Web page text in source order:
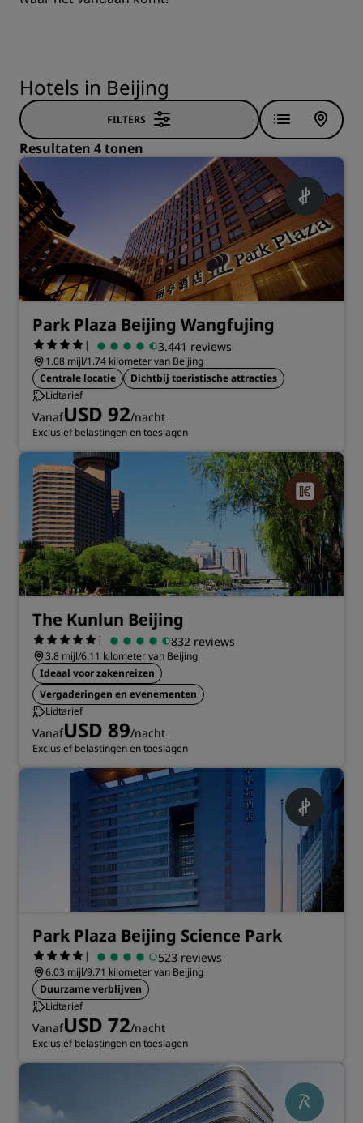
Hotels in Beijing
FILTERS
Resultaten 4 tonen
Park Plaza Beijing Wangfujing
| 3.441 reviews
1.08 mijl/1.74 kilometer van Beijing
Centrale locatie
Dichtbij toeristische attracties
Lidtarief
VanafUSD 92/nacht
Exclusief belastingen en toeslagen
The Kunlun Beijing
| 832 reviews
3.8 mijl/6.11 kilometer van Beijing
Ideaal voor zakenreizen
Vergaderingen en evenementen
Lidtarief
VanafUSD 89/nacht
Exclusief belastingen en toeslagen
Park Plaza Beijing Science Park
| 523 reviews
6.03 mijl/9.71 kilometer van Beijing
Duurzame verblijven
Lidtarief
VanafUSD 72/nacht
Exclusief belastingen en toeslagen